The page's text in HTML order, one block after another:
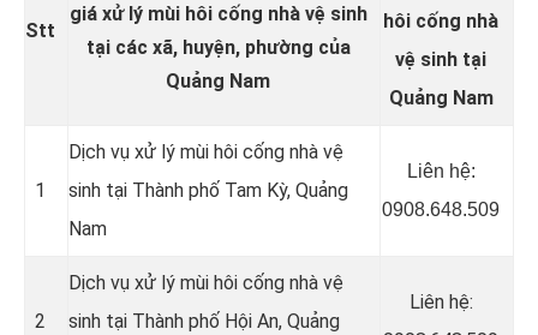
Stt
giá xử lý mùi hôi cống nhà vệ sinh
tại các xã, huyện, phường của
Quảng Nam
hôi cống nhà
vệ sinh tại
Quảng Nam
1
Dịch vụ xử lý mùi hôi cống nhà vệ
sinh tại Thành phố Tam Kỳ, Quảng
Nam
Liên hệ:
0908.648.509
2
Dịch vụ xử lý mùi hôi cống nhà vệ
sinh tại Thành phố Hội An, Quảng
Liên hệ: